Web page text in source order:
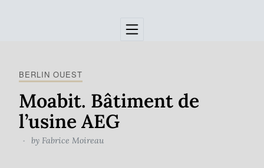
BERLIN OUEST
Moabit. Bâtiment de
l’usine AEG
by Fabrice Moireau